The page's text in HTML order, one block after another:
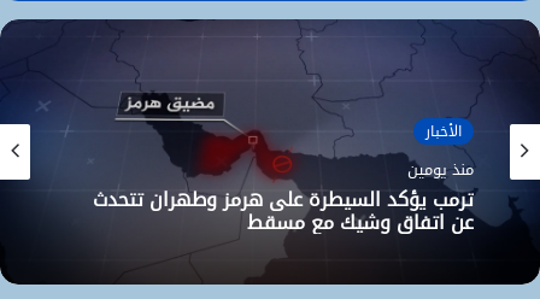
الويب
الأخبار
منذ يومين
ترمب يؤكد السيطرة على هرمز وطهران تتحدث
عن اتفاق وشيك مع مسقط